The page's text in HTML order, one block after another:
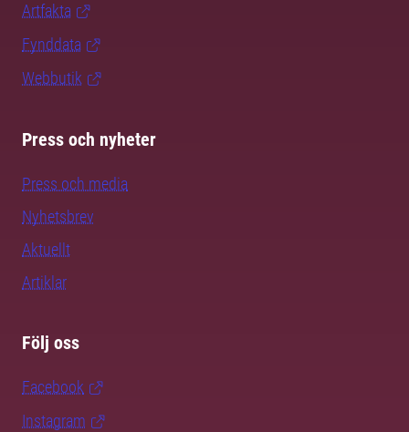
Artfakta
Fynddata
Webbutik
Press och nyheter
Press och media
Nyhetsbrev
Aktuellt
Artiklar
Följ oss
Facebook
Instagram